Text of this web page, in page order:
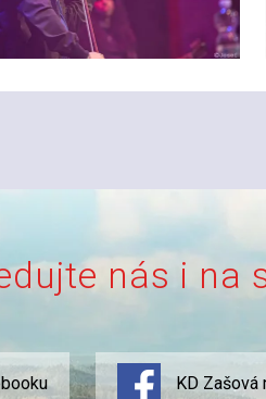
nás i na
KD Zašová